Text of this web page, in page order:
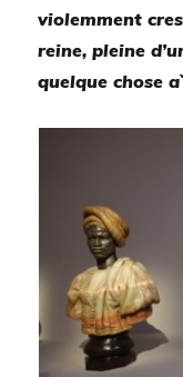
violemment
reine, pleine
quelque chose